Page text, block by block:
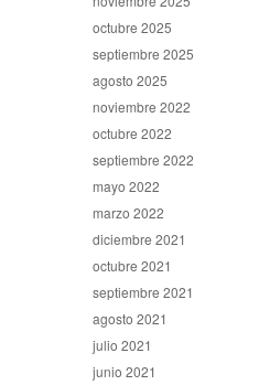
octubre 2025
septiembre 2025
agosto 2025
noviembre 2022
octubre 2022
septiembre 2022
mayo 2022
marzo 2022
diciembre 2021
octubre 2021
septiembre 2021
agosto 2021
julio 2021
junio 2021